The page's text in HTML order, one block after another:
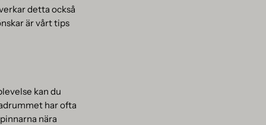
detta också
är vårt tips
kan du
har ofta
nära